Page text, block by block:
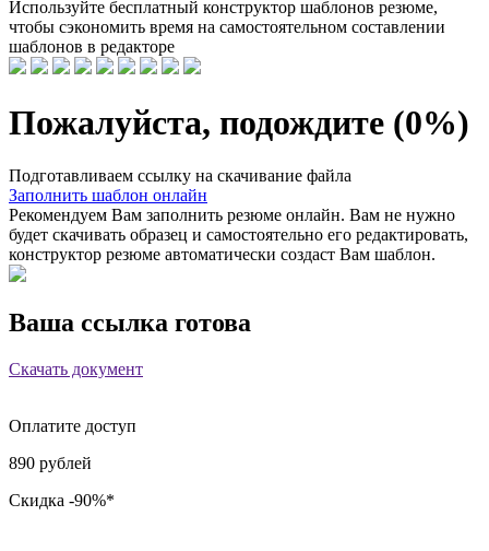
Используйте бесплатный конструктор шаблонов резюме,
чтобы сэкономить время на самостоятельном составлении
шаблонов в редакторе
Пожалуйста, подождите (0%)
Подготавливаем ссылку на скачивание файла
Заполнить шаблон онлайн
Рекомендуем Вам заполнить резюме онлайн. Вам не нужно
будет скачивать образец и самостоятельно его редактировать,
конструктор резюме автоматически создаст Вам шаблон.
Ваша ссылка готова
Скачать документ
Оплатите доступ
890 рублей
Скидка -90%*